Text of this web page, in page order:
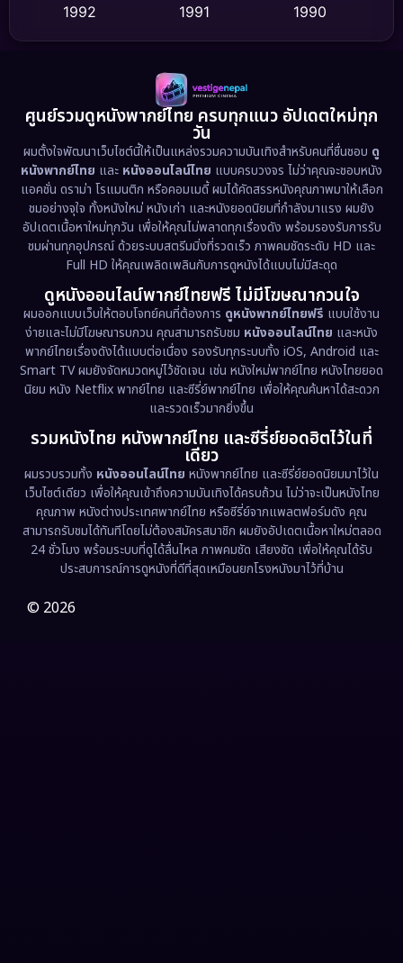
Detective สืบสวน (59)
Disaster (13)
Disney+ (5)
Documentary สารคดี (93)
Drama ดราม่า (1,460)
Dystopian (17)
Emotional (61)
Epic มหากาพย์ (218)
Erotic (36)
Family ครอบครัว (363)
Fantasy จินตนาการ (326)
Fiction (9)
Film (57)
Gothic
1992
1991
1990
1989
1988
1986
1983
1978
1962
ศูนย์รวมดูหนังพากย์ไทย ครบทุกแนว อัปเดตใหม่ทุก
วัน
ผมตั้งใจพัฒนาเว็บไซต์นี้ให้เป็นแหล่งรวมความบันเทิงสำหรับคนที่ชื่นชอบ ดู
หนังพากย์ไทย และ หนังออนไลน์ไทย แบบครบวงจร ไม่ว่าคุณจะชอบหนัง
แอคชั่น ดราม่า โรแมนติก หรือคอมเมดี้ ผมได้คัดสรรหนังคุณภาพมาให้เลือก
ชมอย่างจุใจ ทั้งหนังใหม่ หนังเก่า และหนังยอดนิยมที่กำลังมาแรง ผมยัง
อัปเดตเนื้อหาใหม่ทุกวัน เพื่อให้คุณไม่พลาดทุกเรื่องดัง พร้อมรองรับการรับ
ชมผ่านทุกอุปกรณ์ ด้วยระบบสตรีมมิ่งที่รวดเร็ว ภาพคมชัดระดับ HD และ
Full HD ให้คุณเพลิดเพลินกับการดูหนังได้แบบไม่มีสะดุด
ดูหนังออนไลน์พากย์ไทยฟรี ไม่มีโฆษณากวนใจ
ผมออกแบบเว็บให้ตอบโจทย์คนที่ต้องการ ดูหนังพากย์ไทยฟรี แบบใช้งาน
ง่ายและไม่มีโฆษณารบกวน คุณสามารถรับชม หนังออนไลน์ไทย และหนัง
พากย์ไทยเรื่องดังได้แบบต่อเนื่อง รองรับทุกระบบทั้ง iOS, Android และ
Smart TV ผมยังจัดหมวดหมู่ไว้ชัดเจน เช่น หนังใหม่พากย์ไทย หนังไทยยอด
นิยม หนัง Netflix พากย์ไทย และซีรี่ย์พากย์ไทย เพื่อให้คุณค้นหาได้สะดวก
และรวดเร็วมากยิ่งขึ้น
รวมหนังไทย หนังพากย์ไทย และซีรี่ย์ยอดฮิตไว้ในที่
เดียว
ผมรวบรวมทั้ง หนังออนไลน์ไทย หนังพากย์ไทย และซีรี่ย์ยอดนิยมมาไว้ใน
เว็บไซต์เดียว เพื่อให้คุณเข้าถึงความบันเทิงได้ครบถ้วน ไม่ว่าจะเป็นหนังไทย
คุณภาพ หนังต่างประเทศพากย์ไทย หรือซีรี่ย์จากแพลตฟอร์มดัง คุณ
สามารถรับชมได้ทันทีโดยไม่ต้องสมัครสมาชิก ผมยังอัปเดตเนื้อหาใหม่ตลอด
24 ชั่วโมง พร้อมระบบที่ดูได้ลื่นไหล ภาพคมชัด เสียงชัด เพื่อให้คุณได้รับ
ประสบการณ์การดูหนังที่ดีที่สุดเหมือนยกโรงหนังมาไว้ที่บ้าน
© 2026